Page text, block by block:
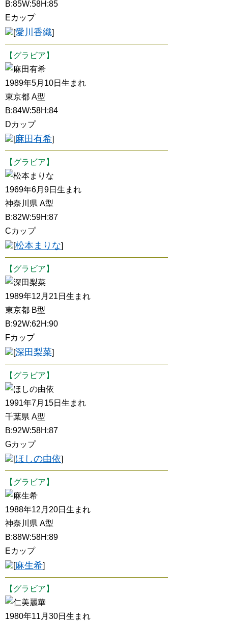
B:85W:58H:85
Eカップ
[愛川香織]
【グラビア】
麻田有希
1989年5月10日生まれ
東京都 A型
B:84W:58H:84
Dカップ
[麻田有希]
【グラビア】
松本まりな
1969年6月9日生まれ
神奈川県 A型
B:82W:59H:87
Cカップ
[松本まりな]
【グラビア】
深田梨菜
1989年12月21日生まれ
東京都 B型
B:92W:62H:90
Fカップ
[深田梨菜]
【グラビア】
ほしの由依
1991年7月15日生まれ
千葉県 A型
B:92W:58H:87
Gカップ
[ほしの由依]
【グラビア】
麻生希
1988年12月20日生まれ
神奈川県 A型
B:88W:58H:89
Eカップ
[麻生希]
【グラビア】
仁美麗華
1980年11月30日生まれ